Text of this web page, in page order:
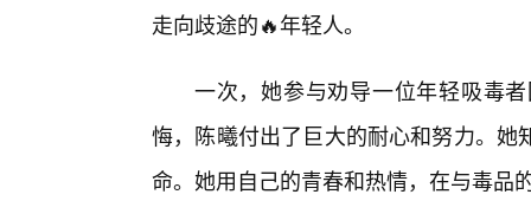
走向歧途的🔥年轻人。
一次，她参与劝导一位年轻吸毒
悔，陈曦付出了巨大的耐心和努力。
命。她用自己的青春和热情，在与毒品